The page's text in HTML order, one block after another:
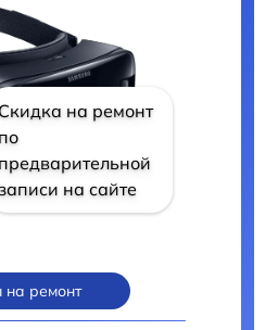
Скидка на ремонт
по
предварительной
на сайте
на ремонт